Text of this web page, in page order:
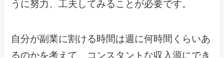
うに努力、工夫してみることが必要です。
自分が副業に割ける時間は週に何時間くらいあ
るのかを考えて、コンスタントな収入源にでき